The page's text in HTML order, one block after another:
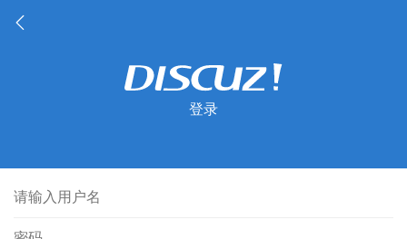
登录